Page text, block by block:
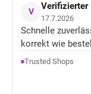
V Verifizierter
17.7.2026
Schnelle
korrekt wie
Trusted Shops